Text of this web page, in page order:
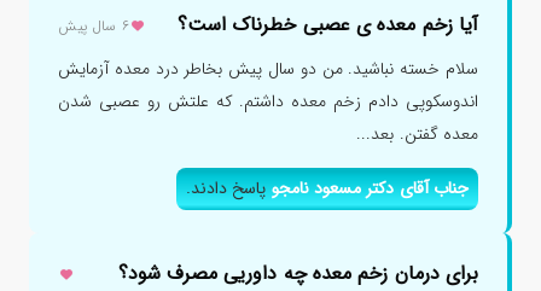
آیا زخم معده ی عصبی خطرناک است؟ ۶ سال پیش
سلام خسته نباشید. من دو سال پیش بخاطر درد معده آزمایش
اندوسکوپی دادم زخم معده داشتم. که علتش رو عصبی شدن
معده گفتن. بعد...
جناب آقای دکتر مسعود نامجوپاسخ دادند.
برای درمان زخم معده چه داوریی مصرف شود؟